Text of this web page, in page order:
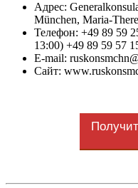
Адрес:
München, Maria-
Телефон: +49 89 59
13:00) +49 89 59 57
E-mail:
Сайт: